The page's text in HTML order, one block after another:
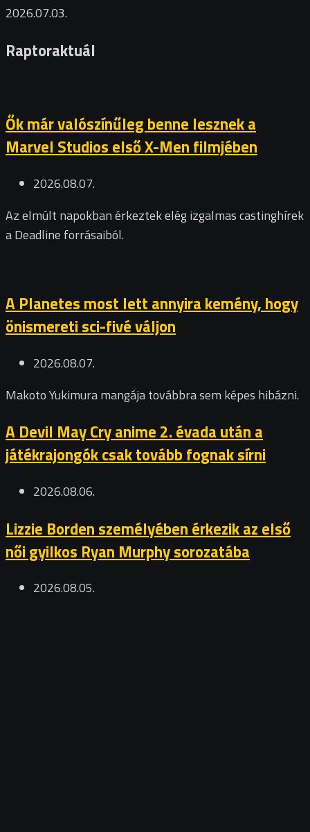
2026.07.03.
Raptoraktuál
Ők már valószínűleg benne lesznek a
Marvel Studios első X-Men filmjében
2026.08.07.
Az elmúlt napokban érkeztek elég izgalmas castinghírek
a Deadline forrásaiból.
A Planetes most lett annyira kemény, hogy
önismereti sci-fivé váljon
2026.08.07.
Makoto Yukimura mangája továbbra sem képes hibázni.
A Devil May Cry anime 2. évada után a
játékrajongók csak tovább fognak sírni
2026.08.06.
Lizzie Borden személyében érkezik az első
női gyilkos Ryan Murphy sorozatába
2026.08.05.